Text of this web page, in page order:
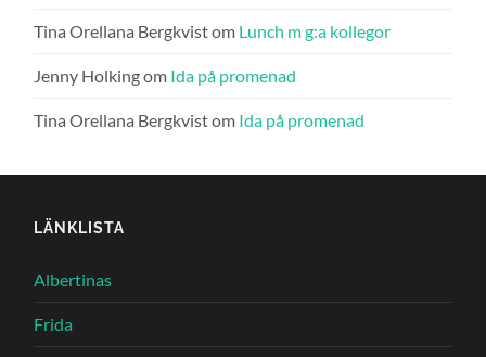
Tina Orellana Bergkvistom Lunch m g:a kollegor
Jenny Holkingom Ida på promenad
Tina Orellana Bergkvistom Ida på promenad
LÄNKLISTA
Albertinas
Frida